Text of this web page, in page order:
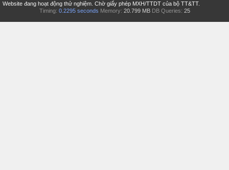
Website đang hoạt động thử nghiệm. Chờ giấy phép MXH/TTDT của bộ TT&TT.
Timing: 0.2295 seconds Memory: 20.799 MB DB Queries: 25